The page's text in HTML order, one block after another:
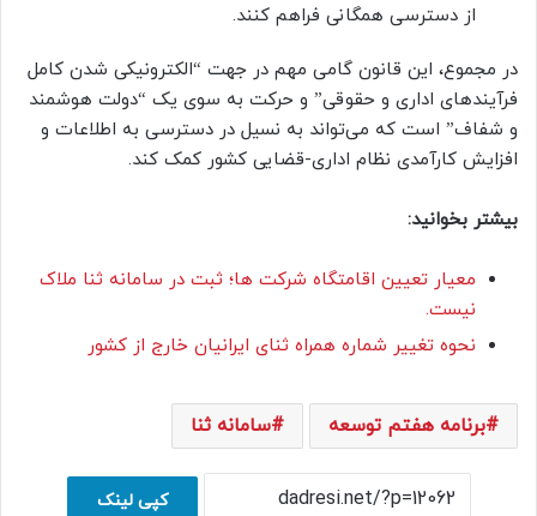
از دسترسی همگانی فراهم کنند.
در مجموع، این قانون گامی مهم در جهت “الکترونیکی شدن کامل
فرآیندهای اداری و حقوقی” و حرکت به سوی یک “دولت هوشمند
و شفاف” است که می‌تواند به نسیل در دسترسی به اطلاعات و
افزایش کارآمدی نظام اداری-قضایی کشور کمک کند.
بیشتر بخوانید:
معیار تعیین اقامتگاه شرکت ها؛ ثبت در سامانه ثنا ملاک
نیست.
نحوه تغییر شماره همراه ثنای ایرانیان خارج از کشور
برنامه هفتم توسعه سامانه ثنا
کپی لینک